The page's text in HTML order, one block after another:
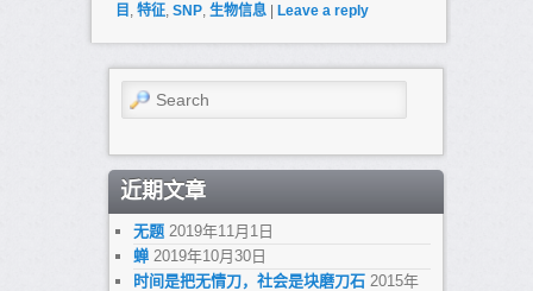
目 , 特征, SNP, 生物信息 Leave a reply
Search
近期文章
无题 2019年11月1日
蝉 2019年10月30日
时间是把无情刀，社会是块磨刀石 2015年